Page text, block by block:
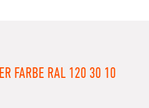
FARBE RAL 120 30 10